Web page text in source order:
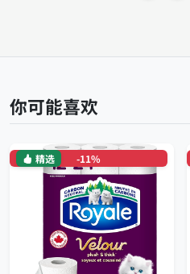
你可能喜欢
-11%
精选